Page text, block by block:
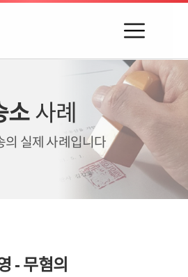
소사례
의 실제 사례입니다
- 무혐의